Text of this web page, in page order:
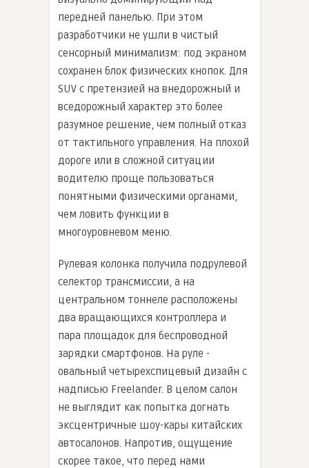
передней панелью. При этом
разработчики не ушли в чистый
сенсорный минимализм: под экраном
сохранен блок физических кнопок. Для
SUV с претензией на внедорожный и
вседорожный характер это более
разумное решение, чем полный отказ
от тактильного управления. На плохой
дороге или в сложной ситуации
водителю проще пользоваться
понятными физическими органами,
чем ловить функции в
многоуровневом меню.
Рулевая колонка получила подрулевой
селектор трансмиссии, а на
центральном тоннеле расположены
два вращающихся контроллера и
пара площадок для беспроводной
зарядки смартфонов. На руле -
овальный четырехспицевый дизайн с
надписью Freelander. В целом салон
не выглядит как попытка догнать
эксцентричные шоу-кары китайских
автосалонов. Напротив, ощущение
скорее такое, что перед нами